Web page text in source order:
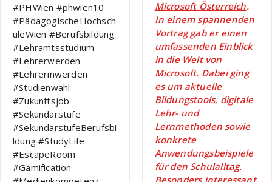
#PHWien #phwien10
#PädagogischeHochsch
uleWien #Berufsbildung
#Lehramtsstudium
#Lehrerwerden
#Lehrerinwerden
#Studienwahl
#Zukunftsjob
#Sekundarstufe
#SekundarstufeBerufsbi
ldung #StudyLife
#EscapeRoom
#Gamification
Microsoft Österreich.
In einem spannenden
Vortrag gab er einen
umfassenden Einblick
in die Welt von
Microsoft. Dabei ging
es um aktuelle
Bildungstools, digitale
Lehr- und
Lernmethoden sowie
konkrete
Anwendungsbeispiele
für den Schulalltag.